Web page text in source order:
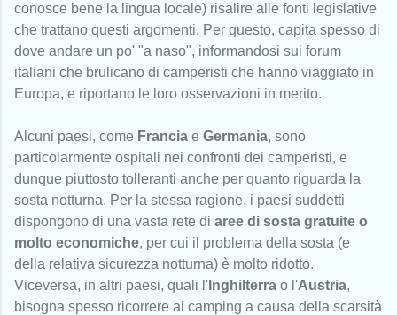
conosce bene la lingua locale) risalire alle fonti legislative
che trattano questi argomenti. Per questo, capita spesso di
dove andare un po' "a naso", informandosi sui forum
italiani che brulicano di camperisti che hanno viaggiato in
Europa, e riportano le loro osservazioni in merito.
Alcuni paesi, come Francia e Germania, sono
particolarmente ospitali nei confronti dei camperisti, e
dunque piuttosto tolleranti anche per quanto riguarda la
sosta notturna. Per la stessa ragione, i paesi suddetti
dispongono di una vasta rete di aree di sosta gratuite o
molto economiche, per cui il problema della sosta (e
della relativa sicurezza notturna) è molto ridotto.
Viceversa, in altri paesi, quali l' Inghilterra o l'Austria,
bisogna spesso ricorrere ai camping a causa della scarsità